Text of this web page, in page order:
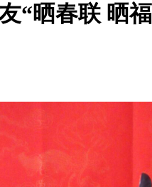
晒春联 晒福